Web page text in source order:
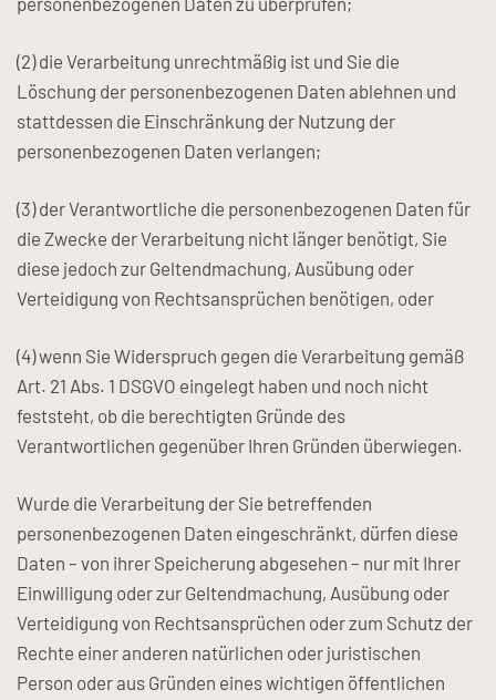
(2) die Verarbeitung unrechtmäßig ist und Sie die
Löschung der personenbezogenen Daten ablehnen und
stattdessen die Einschränkung der Nutzung der
personenbezogenen Daten verlangen;
(3) der Verantwortliche die personenbezogenen Daten für
die Zwecke der Verarbeitung nicht länger benötigt, Sie
diese jedoch zur Geltendmachung, Ausübung oder
Verteidigung von Rechtsansprüchen benötigen, oder
(4) wenn Sie Widerspruch gegen die Verarbeitung gemäß
Art. 21 Abs. 1 DSGVO eingelegt haben und noch nicht
feststeht, ob die berechtigten Gründe des
Verantwortlichen gegenüber Ihren Gründen überwiegen.
Wurde die Verarbeitung der Sie betreffenden
personenbezogenen Daten eingeschränkt, dürfen diese
Daten – von ihrer Speicherung abgesehen – nur mit Ihrer
Einwilligung oder zur Geltendmachung, Ausübung oder
Verteidigung von Rechtsansprüchen oder zum Schutz der
Rechte einer anderen natürlichen oder juristischen
Person oder aus Gründen eines wichtigen öffentlichen